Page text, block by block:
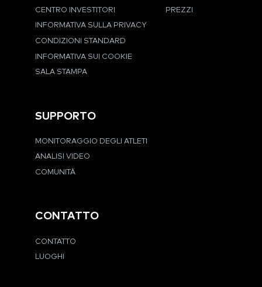
CENTRO INVESTITORI
INFORMATIVA SULLA PRIVACY
CONDIZIONI STANDARD
INFORMATIVA SUI COOKIE
SALA STAMPA
PREZZI
SUPPORTO
MONITORAGGIO DEGLI ATLETI
ANALISI VIDEO
COMUNITÀ
CONTATTO
CONTATTO
LUOGHI